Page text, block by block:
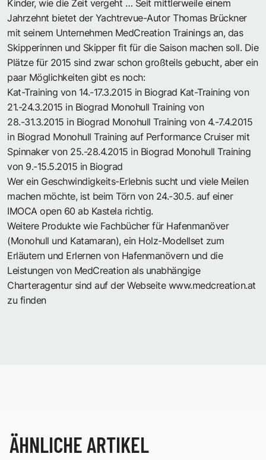
Kinder, wie die Zeit vergeht … Seit mittlerweile einem
Jahrzehnt bietet der Yachtrevue-Autor Thomas Brückner
mit seinem Unternehmen MedCreation Trainings an, das
Skipperinnen und Skipper fit für die Saison machen soll. Die
Plätze für 2015 sind zwar schon großteils gebucht, aber ein
paar Möglichkeiten gibt es noch:
Kat-Training von 14.-17.3.2015 in Biograd Kat-Training von
21.-24.3.2015 in Biograd Monohull Training von
28.-31.3.2015 in Biograd Monohull Training von 4.-7.4.2015
in Biograd Monohull Training auf Performance Cruiser mit
Spinnaker von 25.-28.4.2015 in Biograd Monohull Training
von 9.-15.5.2015 in Biograd
Wer ein Geschwindigkeits-Erlebnis sucht und viele Meilen
machen möchte, ist beim Törn von 24.-30.5. auf einer
IMOCA open 60 ab Kastela richtig.
Weitere Produkte wie Fachbücher für Hafenmanöver
(Monohull und Katamaran), ein Holz-Modellset zum
Erläutern und Erlernen von Hafenmanövern und die
Leistungen von MedCreation als unabhängige
Charteragentur sind auf der Webseite www.medcreation.at
zu finden
ÄHNLICHE ARTIKEL